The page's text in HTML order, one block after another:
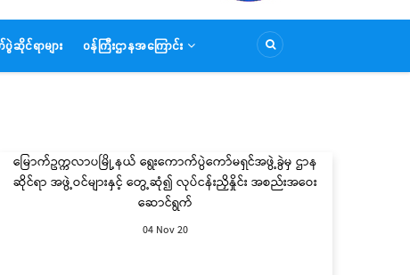
ဆိုင်ရာများ ဝန်ကြီးဌာနအကြောင်း
မြောက်ဥက္ကလာပမြို့နယ် ရွေးကောက်ပွဲကော်မရှင်အဖွဲ့ခွဲမှ ဌာန
ဆိုင်ရာ အဖွဲ့ဝင်များနှင့် တွေ့ဆုံ၍ လုပ်ငန်းညှိနှိုင်း အစည်းအဝေး
ဆောင်ရွက်
04 Nov 20